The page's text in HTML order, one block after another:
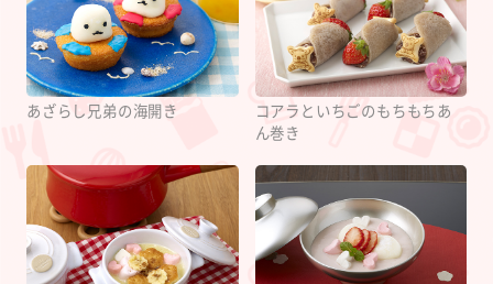
あざらし兄弟の海開き
コアラといちごのもちもちあ
ん巻き